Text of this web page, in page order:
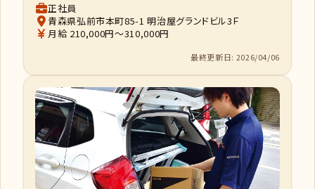
正社員
青森県弘前市本町85-1 明治屋グランドビル3Ｆ
月給 210,000円～310,000円
最終更新日: 2026/04/06